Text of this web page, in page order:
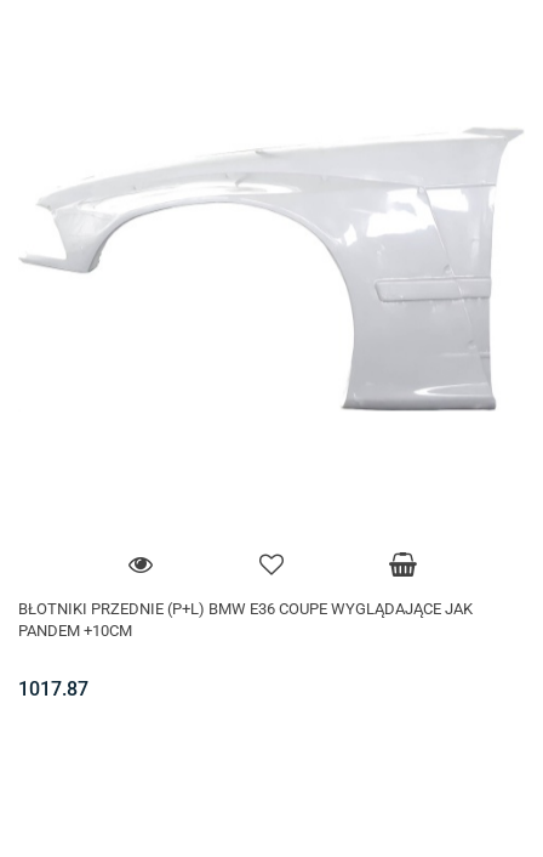
BŁOTNIKI PRZEDNIE (P+L) BMW E36 COUPE WYGLĄDAJĄCE JAK
PANDEM +10CM
1017.87